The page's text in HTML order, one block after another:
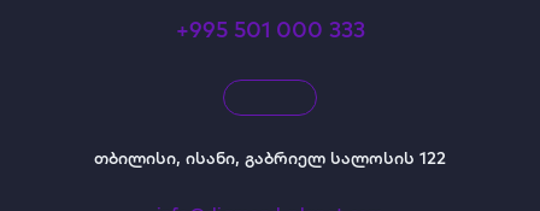
+995 501 000 333
თბილისი, ისანი, გაბრიელ სალოსის 122